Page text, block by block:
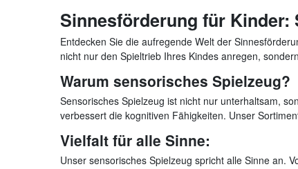
Sinnesförderung für Kinder:
Entdecken Sie die aufregende Welt der
nicht nur den Spieltrieb Ihres Kindes anregen,
Warum sensorisches Spielzeug?
Sensorisches Spielzeug ist nicht nur unterhaltsam,
verbessert die kognitiven Fähigkeiten. Unser
Vielfalt für alle Sinne:
Unser sensorisches Spielzeug spricht alle Sinne an.